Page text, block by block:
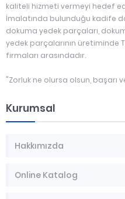
kaliteli hizmeti vermeyi hedef
İmalatında bulunduğu kadife
dokuma yedek parçaları,
yedek parçalarının üretiminde
firmaları arasındadır.
"Zorluk ne olursa olsun, başarı
Kurumsal
Hakkımızda
Online Katalog